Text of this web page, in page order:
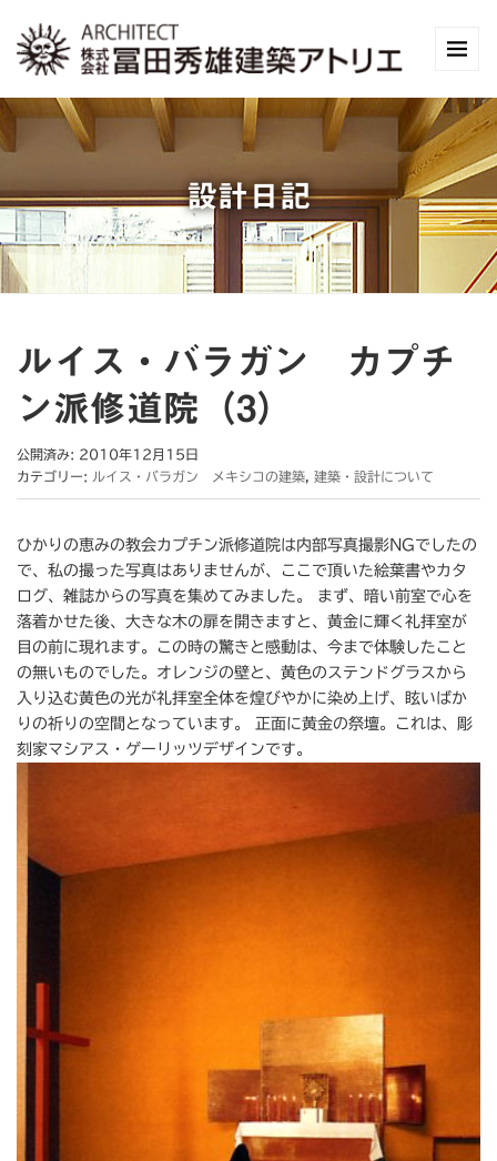
設計日記
ルイス・バラガン カプチ
ン派修道院（3）
公開済み: 2010年12月15日
カテゴリー: ルイス・バラガン メキシコの建築 建築・設計について
ひかりの恵みの教会カプチン派修道院は内部写真撮影NGでしたの
で、私の撮った写真はありませんが、ここで頂いた絵葉書やカタ
ログ、雑誌からの写真を集めてみました。 まず、暗い前室で心を
落着かせた後、大きな木の扉を開きますと、黄金に輝く礼拝室が
目の前に現れます。この時の驚きと感動は、今まで体験したこと
の無いものでした。オレンジの壁と、黄色のステンドグラスから
入り込む黄色の光が礼拝室全体を煌びやかに染め上げ、眩いばか
りの祈りの空間となっています。 正面に黄金の祭壇。これは、彫
刻家マシアス・ゲーリッツデザインです。